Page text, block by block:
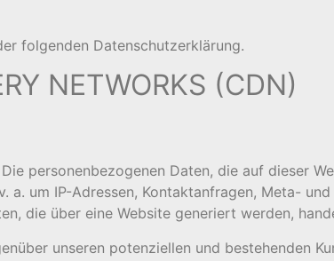
folgenden Datenschutzerklärung.
NETWORKS (CDN)
personenbezogenen Daten, die auf dieser
um IP-Adressen, Kontaktanfragen, Meta-
die über eine Website generiert werden,
unseren potenziellen und bestehenden